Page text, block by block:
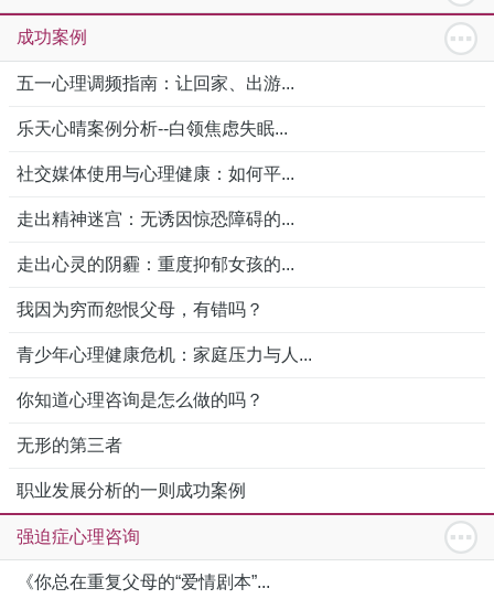
成功案例
五一心理调频指南：让回家、出游...
乐天心晴案例分析--白领焦虑失眠...
社交媒体使用与心理健康：如何平...
走出精神迷宫：无诱因惊恐障碍的...
走出心灵的阴霾：重度抑郁女孩的...
我因为穷而怨恨父母，有错吗？
青少年心理健康危机：家庭压力与人...
你知道心理咨询是怎么做的吗？
无形的第三者
职业发展分析的一则成功案例
强迫症心理咨询
《你总在重复父母的“爱情剧本”...